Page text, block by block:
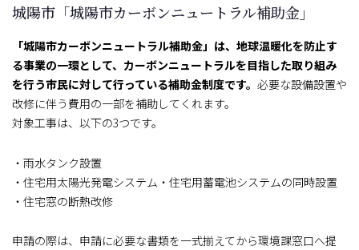
城陽市「城陽市カーボンニュートラル補助金」
「城陽市カーボンニュートラル補助金」は、地球温暖化を防止す
る事業の一環として、カーボンニュートラルを目指した取り組み
を行う市民に対して行っている補助金制度です。 必要な設備設置や
改修に伴う費用の一部を補助してくれます。
対象工事は、以下の3つです。
・雨水タンク設置
・住宅用太陽光発電システム・住宅用蓄電池システムの同時設置
・住宅窓の断熱改修
申請の際は、申請に必要な書類を一式揃えてから環境課窓口へ提